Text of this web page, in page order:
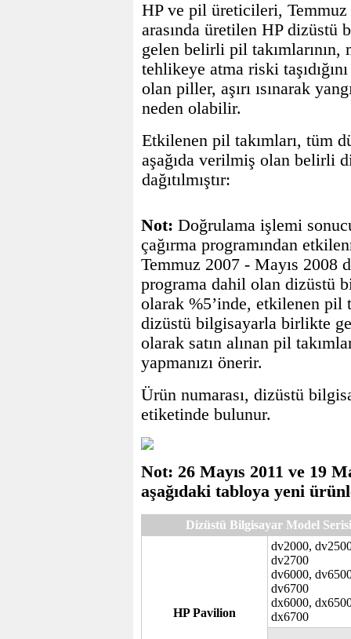
HP ve pil üreticileri,
arasında üretilen HP
gelen belirli pil
tehlikeye atma riski
olan piller, aşırı ısınarak
neden olabilir.
Etkilenen pil takımları, tüm
aşağıda verilmiş olan belirli
dağıtılmıştır:
Not: Doğrulama işlemi
çağırma programından
Temmuz 2007 - Mayıs 2008
programa dahil olan dizüstü
olarak %5’inde, etkilenen pil
dizüstü bilgisayarla birlikte
olarak satın alınan pil
yapmanızı önerir.
Ürün numarası, dizüstü
etiketinde bulunur.
Not: 26 Mayıs 2011 ve 19
aşağıdaki tabloya yeni
Dizüstü Bilgisayar Model Serisi
HP Pavilion
dv2000,
dv2700
dv6000,
dv6700
dx6000,
dx6700